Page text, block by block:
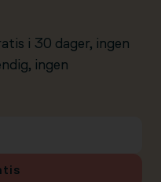
i 30 dager, ingen
ingen